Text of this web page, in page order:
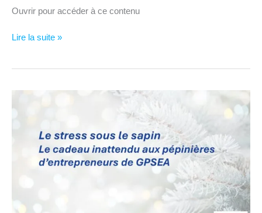
Ouvrir pour accéder à ce contenu
Charenton
Journée
Lire la suite »